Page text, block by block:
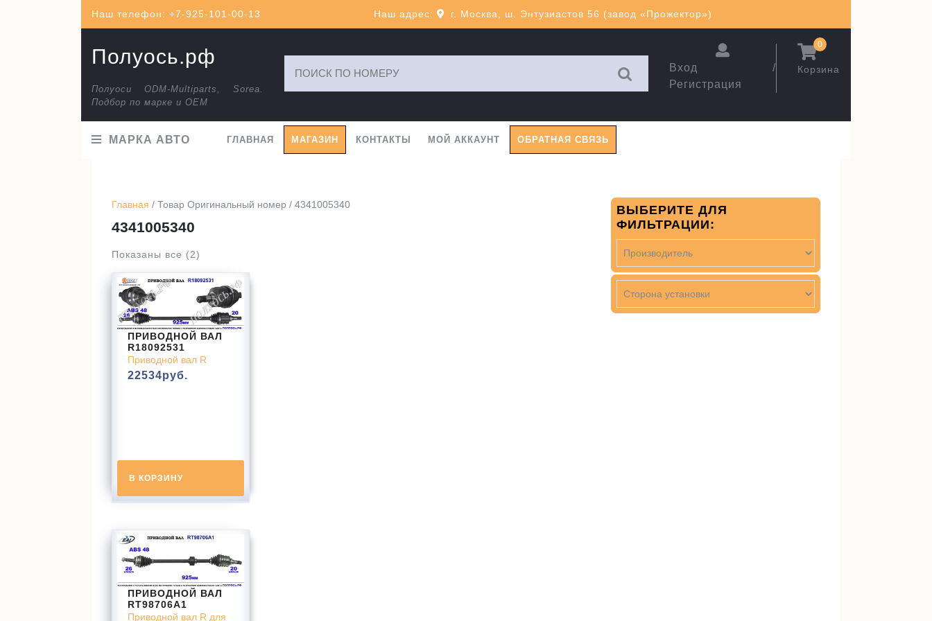
Наш телефон: +7-925-101-00-13 Наш адрес: г. Москва, ш. Энтузиастов 56 (завод «Прожектор»)
Полуось.рф
Полуоси ODM-Multiparts, Sorea.
Подбор по марке и ОЕМ
Вход /
Регистрация
Корзина
0
МАРКА АВТО ГЛАВНАЯ МАГАЗИН КОНТАКТЫ МОЙ АККАУНТ ОБРАТНАЯ СВЯЗЬ
Главная / Товар Оригинальный номер / 4341005340
4341005340
Показаны все (2)
ПРИВОДНОЙ ВАЛ
R18092531
Приводной вал R
22534руб.
В КОРЗИНУ
ПРИВОДНОЙ ВАЛ
RT98706A1
Приводной вал R для
ВЫБЕРИТЕ ДЛЯ
ФИЛЬТРАЦИИ: